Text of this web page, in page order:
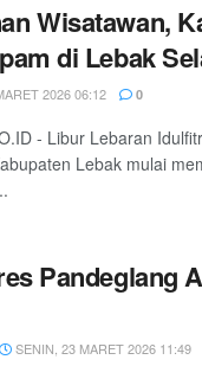
Wisatawan,
di Lebak
2026 06:12 0
- Libur Lebaran
Lebak mulai
Pandeglang
SENIN, 23 MARET 2026 11:49